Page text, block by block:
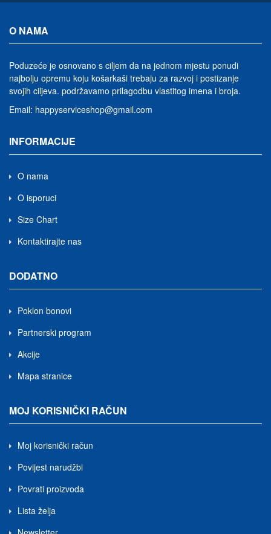
O NAMA
Poduzeće je osnovano s ciljem da na jednom mjestu ponudi
najbolju opremu koju košarkaši trebaju za razvoj i postizanje
svojih ciljeva. podržavamo prilagodbu vlastitog imena i broja.
Email: happyserviceshop@gmail.com
INFORMACIJE
O nama
O isporuci
Size Chart
Kontaktirajte nas
DODATNO
Poklon bonovi
Partnerski program
Akcije
Mapa stranice
MOJ KORISNIČKI RAČUN
Moj korisnički račun
Povijest narudžbi
Povrati proizvoda
Lista želja